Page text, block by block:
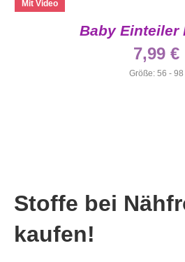
Mit Video
Baby Einteiler
7,99 €
Größe: 56 - 98
Stoffe bei
kaufen!